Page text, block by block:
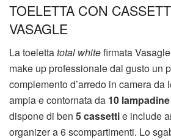
TOELETTA CON
VASAGLE
La toelettatotal whitefirmata
make up professionale dal gusto un
complemento d’arredo in camera da
ampia e contornata da 10 lampadine
dispone di ben 5 cassettie include
organizer a 6 scompartimenti. Lo